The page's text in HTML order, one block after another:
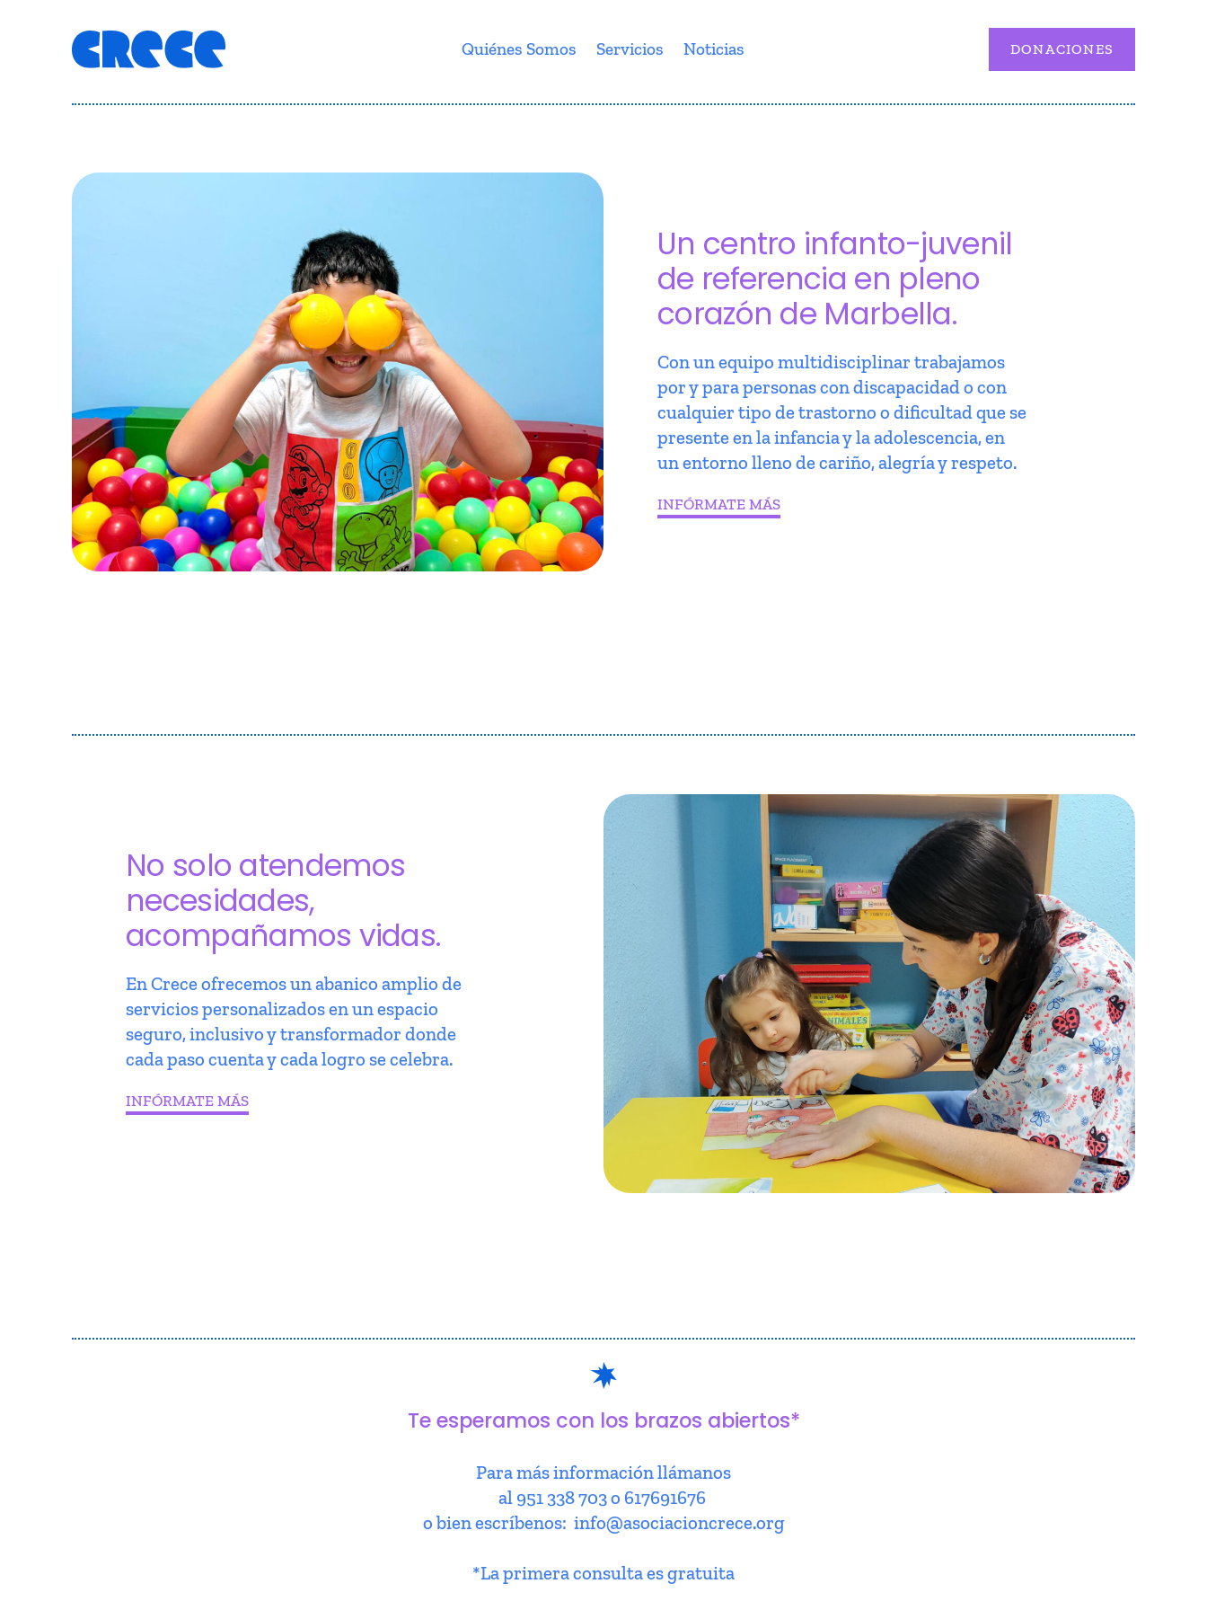
Quiénes Somos Servicios Noticias DONACIONES
Un centro infanto-juvenil
de referencia en pleno
corazón de Marbella.
Con un equipo multidisciplinar trabajamos
por y para personas con discapacidad o con
cualquier tipo de trastorno o dificultad que se
presente en la infancia y la adolescencia, en
un entorno lleno de cariño, alegría y respeto.
INFÓRMATE MÁS
No solo atendemos
necesidades,
acompañamos vidas.
En Crece ofrecemos un abanico amplio de
servicios personalizados en un espacio
seguro, inclusivo y transformador donde
cada paso cuenta y cada logro se celebra.
INFÓRMATE MÁS
Te esperamos con los brazos abiertos*
Para más información llámanos
al 951 338 703 o 617691676
o bien escríbenos: info@asociacioncrece.org
*La primera consulta es gratuita